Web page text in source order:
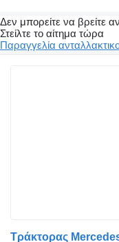
Δεν μπορείτε να βρείτε
Στείλτε το αίτημα τώρα
Παραγγελία